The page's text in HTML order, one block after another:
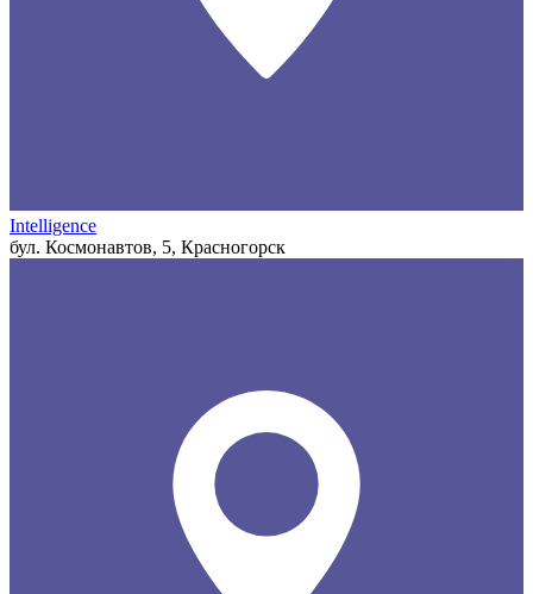
Intelligence
бул. Космонавтов, 5, Красногорск